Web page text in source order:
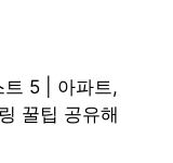
트 5 | 아파트,
꿀팁 공유해